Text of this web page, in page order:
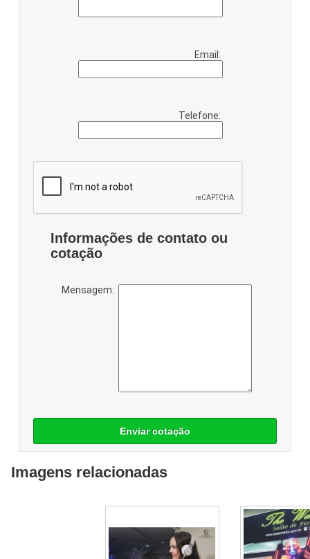
Email:
Telefone:
Informações de contato ou
cotação
Mensagem:
Enviar cotação
Imagens relacionadas